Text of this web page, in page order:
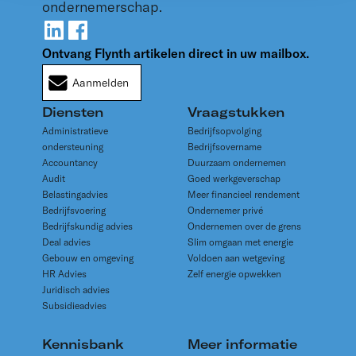
ondernemerschap.
Ontvang Flynth artikelen direct in uw mailbox.
Aanmelden
Diensten
Administratieve
ondersteuning
Accountancy
Audit
Belastingadvies
Bedrijfsvoering
Bedrijfskundig advies
Deal advies
Gebouw en omgeving
HR Advies
Juridisch advies
Subsidieadvies
Vraagstukken
Bedrijfsopvolging
Bedrijfsovername
Duurzaam ondernemen
Goed werkgeverschap
Meer financieel rendement
Ondernemer privé
Ondernemen over de grens
Slim omgaan met energie
Voldoen aan wetgeving
Zelf energie opwekken
Kennisbank Meer informatie